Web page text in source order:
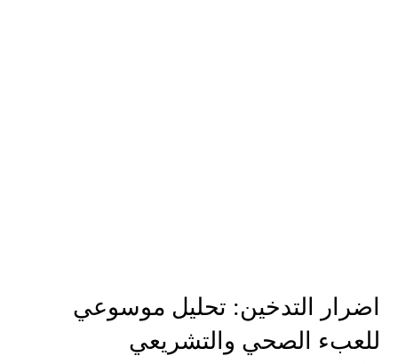
اضرار التدخين: تحليل موسوعي
للعبء الصحي والتشريعي